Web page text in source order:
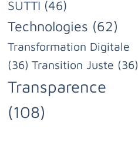
SUTTI (46)
Technologies (62)
Transformation Digitale
(36) Transition Juste (36)
Transparence
(108)